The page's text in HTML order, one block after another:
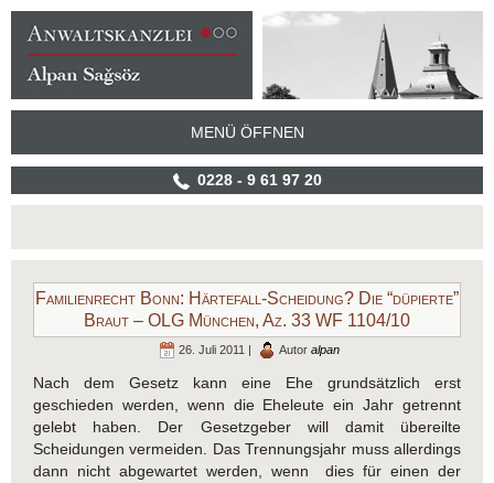
MENÜ ÖFFNEN
0228 - 9 61 97 20
Familienrecht Bonn: Härtefall-Scheidung? Die “düpierte”
Braut – OLG München, Az. 33 WF 1104/10
26. Juli 2011 | Autor alpan
Nach dem Gesetz kann eine Ehe grundsätzlich erst
geschieden werden, wenn die Eheleute ein Jahr getrennt
gelebt haben. Der Gesetzgeber will damit übereilte
Scheidungen vermeiden. Das Trennungsjahr muss allerdings
dann nicht abgewartet werden, wenn dies für einen der